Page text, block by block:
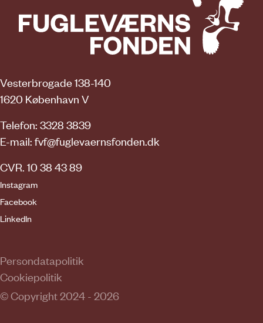
Vesterbrogade 138-140
1620 København V
Telefon: 3328 3839
E-mail: fvf@fuglevaernsfonden.dk
CVR. 10 38 43 89
Instagram
Facebook
LinkedIn
© Copyright 2024 - 2026
Persondatapolitik
Cookiepolitik